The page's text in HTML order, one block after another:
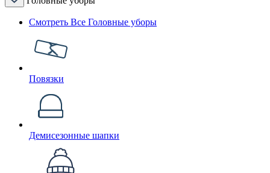
Смотреть Все Головные уборы
Повязки
Демисезонные шапки